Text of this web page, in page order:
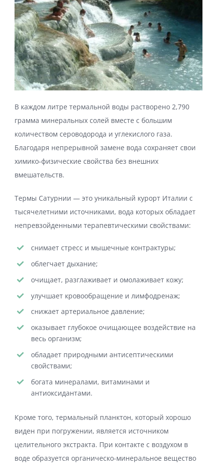
В каждом литре термальной воды растворено 2,790
грамма минеральных солей вместе с большим
количеством сероводорода и углекислого газа.
Благодаря непрерывной замене вода сохраняет свои
химико-физические свойства без внешних
вмешательств.
Термы Сатурнии — это уникальный курорт Италии с
тысячелетними источниками, вода которых обладает
непревзойденными терапевтическими свойствами:
снимает стресс и мышечные контрактуры;
облегчает дыхание;
очищает, разглаживает и омолаживает кожу;
улучшает кровообращение и лимфодренаж;
снижает артериальное давление;
оказывает глубокое очищающее воздействие на
весь организм;
обладает природными антисептическими
свойствами;
богата минералами, витаминами и
антиоксидантами.
Кроме того, термальный планктон, который хорошо
виден при погружении, является источником
целительного экстракта. При контакте с воздухом в
воде образуется органическо-минеральное вещество